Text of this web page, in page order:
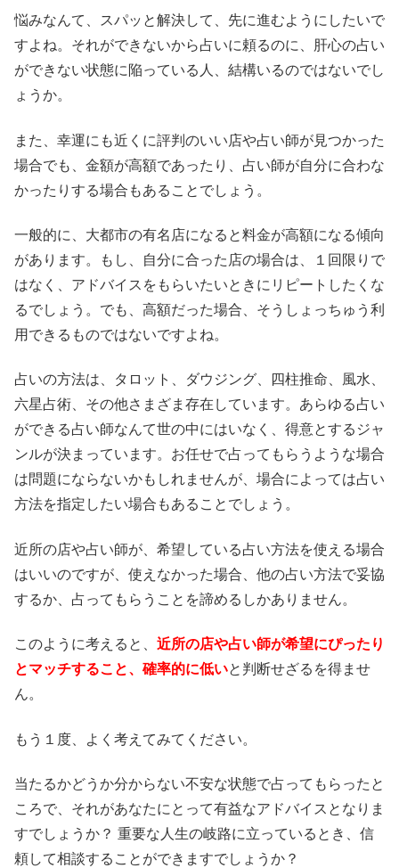
悩みなんて、スパッと解決して、先に進むようにしたいで
すよね。それができないから占いに頼るのに、肝心の占い
ができない状態に陥っている人、結構いるのではないでし
ょうか。
また、幸運にも近くに評判のいい店や占い師が見つかった
場合でも、金額が高額であったり、占い師が自分に合わな
かったりする場合もあることでしょう。
一般的に、大都市の有名店になると料金が高額になる傾向
があります。もし、自分に合った店の場合は、１回限りで
はなく、アドバイスをもらいたいときにリピートしたくな
るでしょう。でも、高額だった場合、そうしょっちゅう利
用できるものではないですよね。
占いの方法は、タロット、ダウジング、四柱推命、風水、
六星占術、その他さまざま存在しています。あらゆる占い
ができる占い師なんて世の中にはいなく、得意とするジャ
ンルが決まっています。お任せで占ってもらうような場合
は問題にならないかもしれませんが、場合によっては占い
方法を指定したい場合もあることでしょう。
近所の店や占い師が、希望している占い方法を使える場合
はいいのですが、使えなかった場合、他の占い方法で妥協
するか、占ってもらうことを諦めるしかありません。
このように考えると、 近所の店や占い師が希望にぴったり
とマッチすること、確率的に低いと判断せざるを得ませ
ん。
もう１度、よく考えてみてください。
当たるかどうか分からない不安な状態で占ってもらったと
ころで、それがあなたにとって有益なアドバイスとなりま
すでしょうか？ 重要な人生の岐路に立っているとき、信
頼して相談することができますでしょうか？